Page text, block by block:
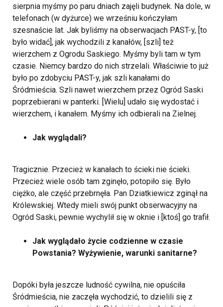
sierpnia myśmy po paru dniach zajęli budynek. Na dole, w
telefonach (w dyżurce) we wrześniu kończyłam
szesnaście lat. Jak byliśmy na obserwacjach PAST-y, [to
było widać], jak wychodzili z kanałów, [szli] też
wierzchem z Ogrodu Saskiego. Myśmy byli tam w tym
czasie. Niemcy bardzo do nich strzelali. Właściwie to już
było po zdobyciu PAST-y, jak szli kanałami do
Śródmieścia. Szli nawet wierzchem przez Ogród Saski
poprzebierani w panterki. [Wielu] udało się wydostać i
wierzchem, i kanałem. Myśmy ich odbierali na Zielnej.
Jak wyglądali?
Tragicznie. Przecież w kanałach to ścieki nie ścieki.
Przecież wiele osób tam zginęło, potopiło się. Było
ciężko, ale część przebrnęła. Pan Dziatkiewicz zginął na
Królewskiej. Wtedy mieli swój punkt obserwacyjny na
Ogród Saski, pewnie wychylił się w oknie i [ktoś] go trafił.
Jak wyglądało życie codzienne w czasie
Powstania? Wyżywienie, warunki sanitarne?
Dopóki była jeszcze ludność cywilna, nie opuściła
Śródmieścia, nie zaczęła wychodzić, to dzielili się z